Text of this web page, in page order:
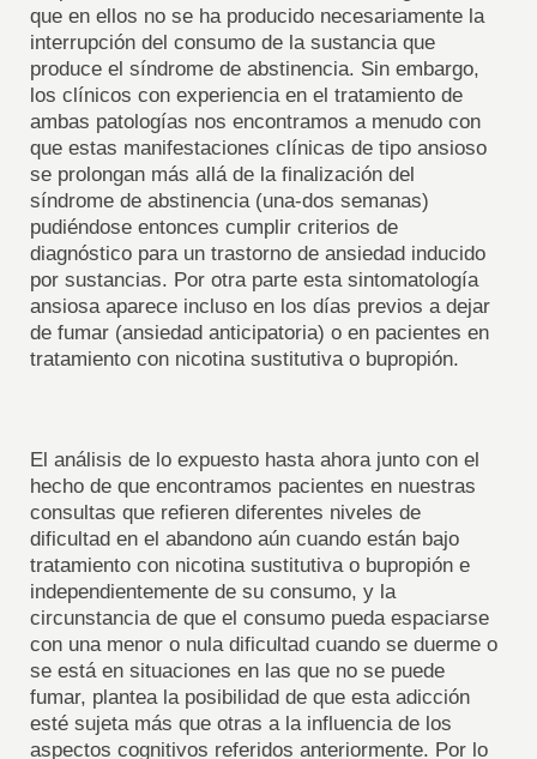
que en ellos no se ha producido necesariamente la
interrupción del consumo de la sustancia que
produce el síndrome de abstinencia. Sin embargo,
los clínicos con experiencia en el tratamiento de
ambas patologías nos encontramos a menudo con
que estas manifestaciones clínicas de tipo ansioso
se prolongan más allá de la finalización del
síndrome de abstinencia (una-dos semanas)
pudiéndose entonces cumplir criterios de
diagnóstico para un trastorno de ansiedad inducido
por sustancias. Por otra parte esta sintomatología
ansiosa aparece incluso en los días previos a dejar
de fumar (ansiedad anticipatoria) o en pacientes en
tratamiento con nicotina sustitutiva o bupropión.
El análisis de lo expuesto hasta ahora junto con el
hecho de que encontramos pacientes en nuestras
consultas que refieren diferentes niveles de
dificultad en el abandono aún cuando están bajo
tratamiento con nicotina sustitutiva o bupropión e
independientemente de su consumo, y la
circunstancia de que el consumo pueda espaciarse
con una menor o nula dificultad cuando se duerme o
se está en situaciones en las que no se puede
fumar, plantea la posibilidad de que esta adicción
esté sujeta más que otras a la influencia de los
aspectos cognitivos referidos anteriormente. Por lo